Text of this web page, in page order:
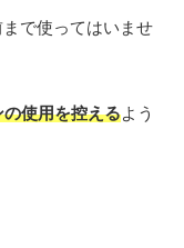
で使ってはいませ
使用を控えるよう